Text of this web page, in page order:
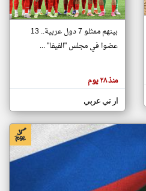
تغيير الدولة
اخبار جزر القمر على مدار الساعة
أهم اخبار جزر القمر العاجلة والمباشرة
بينهم ممثلو 7 دول عربية.. 13
عضوا في مجلس "الفيفا" ...
منذ ٢٨ يوم
ار تي عربي
klyoum.com